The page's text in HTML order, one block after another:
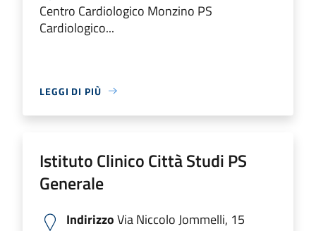
Centro Cardiologico Monzino PS
Cardiologico...
LEGGI DI PIÙ
Istituto Clinico Città Studi PS
Generale
IndirizzoVia Niccolo Jommelli, 15